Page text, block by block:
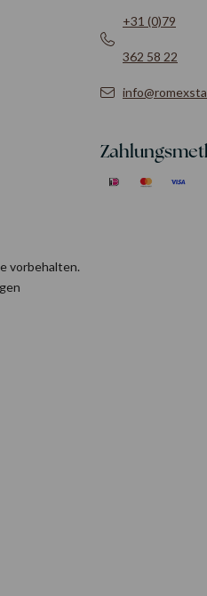
+31 (0)79
362 58 22
vorbehalten.